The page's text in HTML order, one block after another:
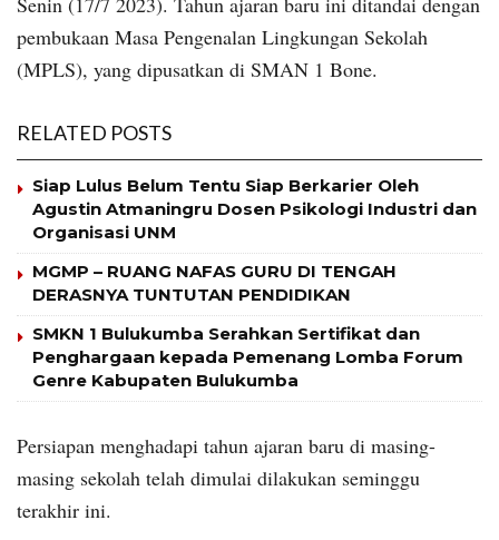
pembukaan Masa Pengenalan Lingkungan Sekolah
(MPLS), yang dipusatkan di SMAN 1 Bone.
RELATED POSTS
Siap Lulus Belum Tentu Siap Berkarier Oleh
Agustin Atmaningru Dosen Psikologi Industri dan
Organisasi UNM
MGMP – RUANG NAFAS GURU DI TENGAH
DERASNYA TUNTUTAN PENDIDIKAN
SMKN 1 Bulukumba Serahkan Sertifikat dan
Penghargaan kepada Pemenang Lomba Forum
Genre Kabupaten Bulukumba
Persiapan menghadapi tahun ajaran baru di masing-
masing sekolah telah dimulai dilakukan seminggu
terakhir ini.